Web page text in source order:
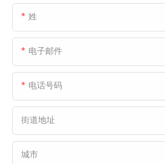
姓
电子邮件
电话号码
街道地址
城市